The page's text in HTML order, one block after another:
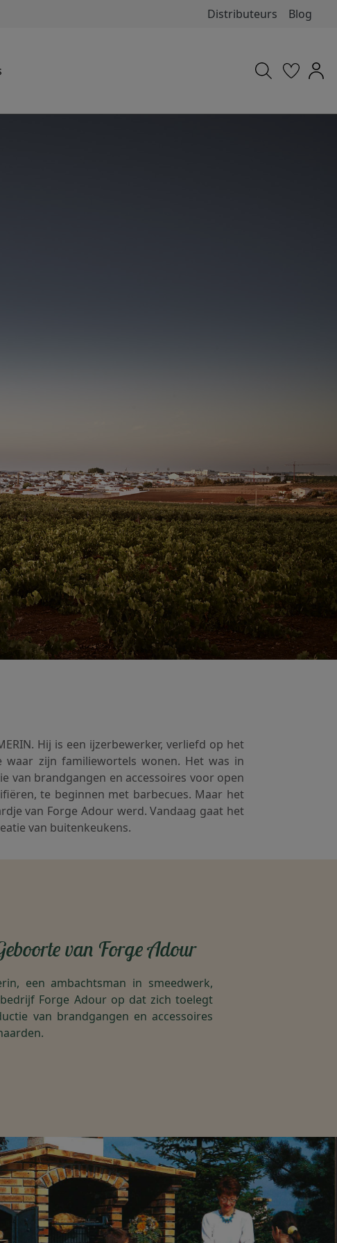
Distributeurs Blog
Hij is een ijzerbewerker, verliefd op het
zijn familiewortels wonen. Het was in
van brandgangen en accessoires voor open
te beginnen met barbecues. Maar het
van Forge Adour werd. Vandaag gaat het
van buitenkeukens.
van Forge Adour
een ambachtsman in smeedwerk,
Forge Adour op dat zich toelegt
van brandgangen en accessoires